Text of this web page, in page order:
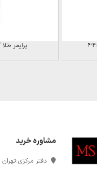
پرایمر
مشاوره خرید
دفتر